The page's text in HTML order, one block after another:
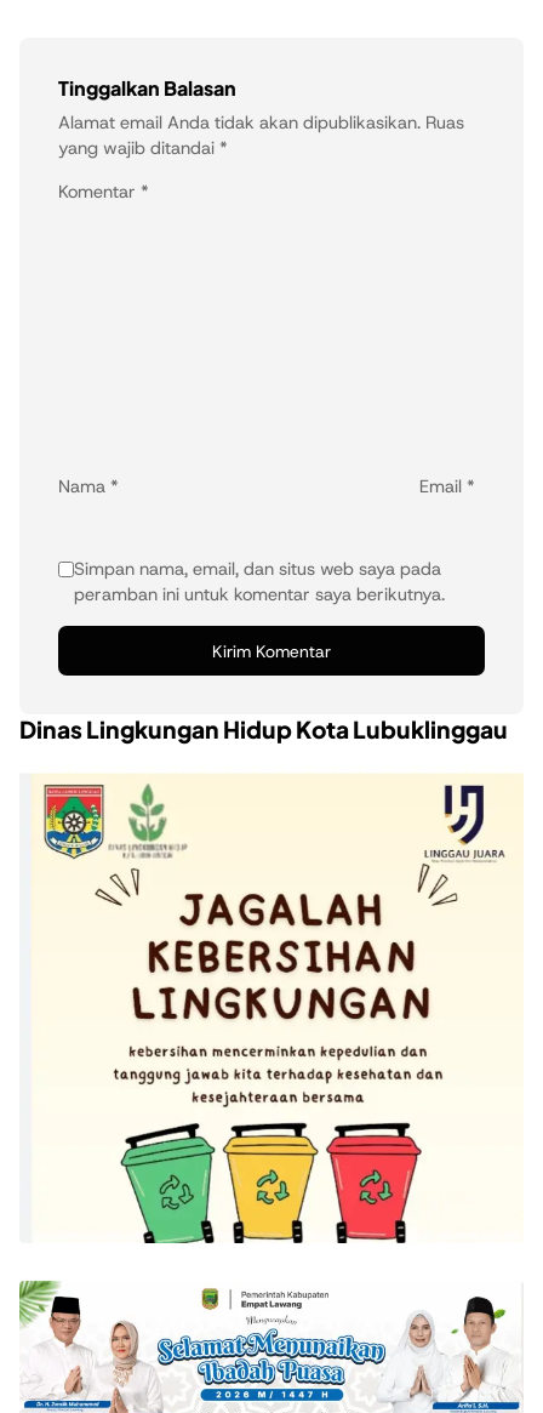
Tinggalkan Balasan
Alamat email Anda tidak akan dipublikasikan. Ruas
yang wajib ditandai *
Komentar *
Nama * Email *
Simpan nama, email, dan situs web saya pada
peramban ini untuk komentar saya berikutnya.
Dinas Lingkungan Hidup Kota Lubuklinggau